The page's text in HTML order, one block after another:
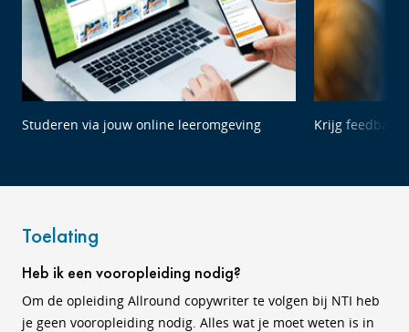
Studeren via jouw online leeromgeving Krijg feedback
Toelating
Heb ik een vooropleiding nodig?
Om de opleiding Allround copywriter te volgen bij NTI heb
je geen vooropleiding nodig. Alles wat je moet weten is in